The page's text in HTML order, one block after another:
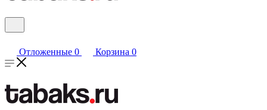
Отложенные 0 Корзина 0